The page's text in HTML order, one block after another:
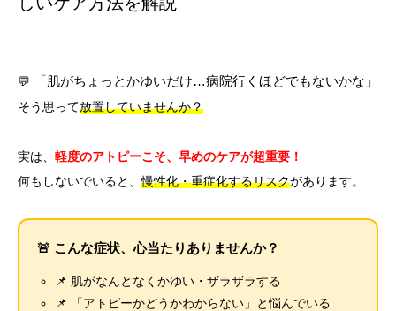
💬
「肌がちょっとかゆいだけ…病院行くほどでもないかな」
そう思って放置していませんか？
実は、 軽度のアトピーこそ、早めのケアが超重要！
何もしないでいると、慢性化・重症化するリスクがあります。
🚨 こんな症状、心当たりありませんか？
📌 肌がなんとなくかゆい・ザラザラする
📌 「アトピーかどうかわからない」と悩んでいる